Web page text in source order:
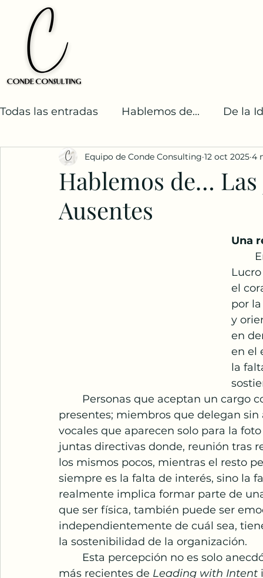
Todas las entradas Hablemos de... De la
Desarrollo Sostenible Resiliencia en
Hablemos de…
Ausentes
Equipo de Conde Consulting 12 oct 2025 4
Una
el
por
y
en
en el
la
presentes; miembros que delegan
vocales que aparecen solo para la
juntas directivas donde, reunión tras
los mismos pocos, mientras el resto
siempre es la falta de interés, sino la
realmente implica formar parte de
que ser física, también puede ser
independientemente de cuál sea,
la sostenibilidad de la organización.
más recientes de Leading with Intent